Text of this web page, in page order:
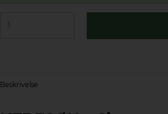
Beskrivelse